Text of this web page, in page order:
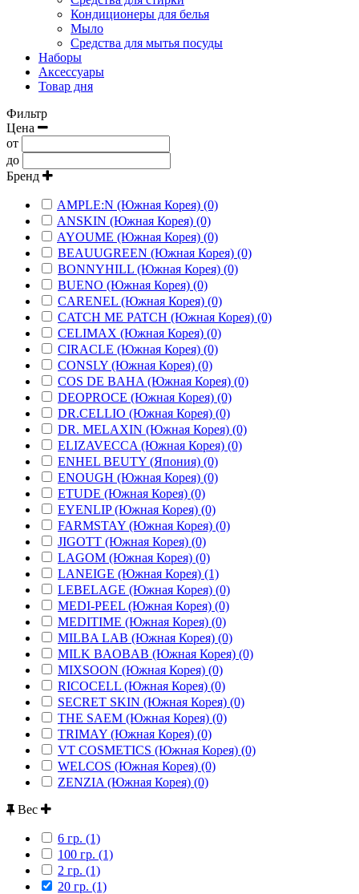
Кондиционеры для белья
Мыло
Средства для мытья посуды
Наборы
Аксессуары
Товар дня
Фильтр
Цена
от
до
Бренд
AMPLE:N (Южная Корея) (0)
ANSKIN (Южная Корея) (0)
AYOUME (Южная Корея) (0)
BEAUUGREEN (Южная Корея) (0)
BONNYHILL (Южная Корея) (0)
BUENO (Южная Корея) (0)
CARENEL (Южная Корея) (0)
CATCH ME PATCH (Южная Корея) (0)
CELIMAX (Южная Корея) (0)
CIRACLE (Южная Корея) (0)
CONSLY (Южная Корея) (0)
COS DE BAHA (Южная Корея) (0)
DEOPROCE (Южная Корея) (0)
DR.CELLIO (Южная Корея) (0)
DR. MELAXIN (Южная Корея) (0)
ELIZAVECCA (Южная Корея) (0)
ENHEL BEUTY (Япония) (0)
ENOUGH (Южная Корея) (0)
ETUDE (Южная Корея) (0)
EYENLIP (Южная Корея) (0)
FARMSTAY (Южная Корея) (0)
JIGOTT (Южная Корея) (0)
LAGOM (Южная Корея) (0)
LANEIGE (Южная Корея) (1)
LEBELAGE (Южная Корея) (0)
MEDI-PEEL (Южная Корея) (0)
MEDITIME (Южная Корея) (0)
MILBA LAB (Южная Корея) (0)
MILK BAOBAB (Южная Корея) (0)
MIXSOON (Южная Корея) (0)
RICOCELL (Южная Корея) (0)
SECRET SKIN (Южная Корея) (0)
THE SAEM (Южная Корея) (0)
TRIMAY (Южная Корея) (0)
VT COSMETICS (Южная Корея) (0)
WELCOS (Южная Корея) (0)
ZENZIA (Южная Корея) (0)
Вес
6 гр. (1)
100 гр. (1)
2 гр. (1)
20 гр. (1)